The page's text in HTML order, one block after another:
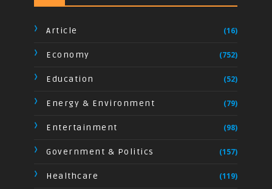
Article (16)
Economy (752)
Education (52)
Energy & Environment (79)
Entertainment (98)
Government & Politics (157)
Healthcare (119)